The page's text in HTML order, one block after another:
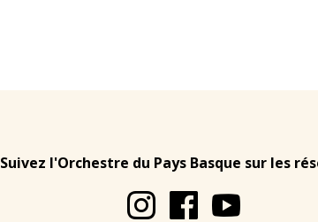
Suivez l'Orchestre du Pays Basque sur les